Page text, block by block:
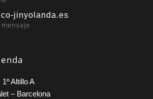
jinyolanda.es
Altillo A
– Barcelona